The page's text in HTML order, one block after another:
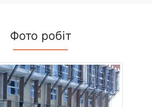
Фото робіт